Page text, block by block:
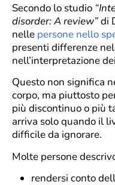
Secondo lo studio
disorder: A review”di
nelle persone nello
presenti differenze
nell’interpretazione
Questo non significa
corpo, ma piuttosto
più discontinuo o più
arriva solo quando il
difficile da ignorare.
Molte persone
rendersi conto